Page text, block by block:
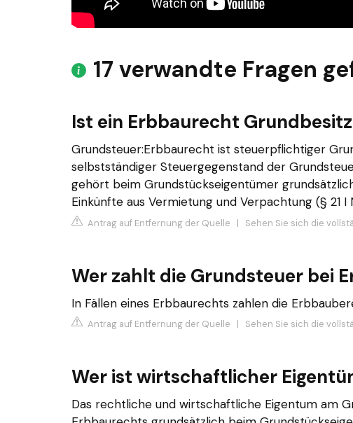
17 verwandte Fragen
Ist ein Erbbaurecht
Grundsteuer:Erbbaurecht ist steuerpflichtiger
selbstständiger Steuergegenstand der
gehört beim Grundstückseigentümer
Einkünfte aus Vermietung und Verpachtung (§ 21 I
Antrag auf Entfernung der Quelle | Sehen Sie sich die
Wer zahlt die Grundsteuer bei
In Fällen eines Erbbaurechts zahlen die
Antrag auf Entfernung der Quelle Sehen Sie sich die
Wer ist wirtschaftlicher
Das rechtliche und wirtschaftliche Eigentum am